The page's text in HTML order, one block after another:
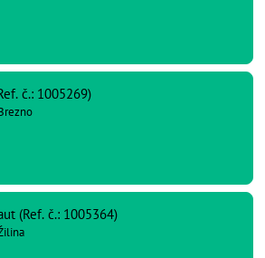
č.: 1005269)
(Ref. č.: 1005364)